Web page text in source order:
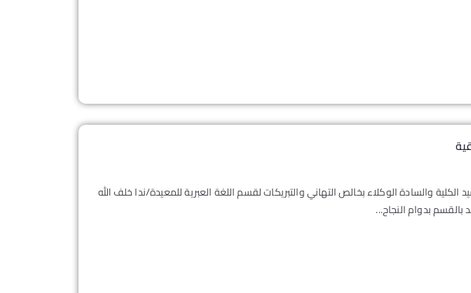
والسادة الوكلاء بخالص التهاني والتبريكات لقسم اللغة العبرية للمعيدة/ندا خلف الله
بدوام النجاح...